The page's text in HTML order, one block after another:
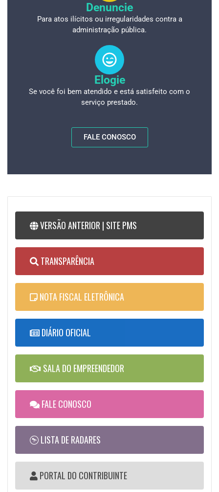
Denuncie
Para atos ilícitos ou irregularidades contra a
administração pública.
Elogie
Se você foi bem atendido e está satisfeito com o
serviço prestado.
FALE CONOSCO
VERSÃO ANTERIOR | SITE PMS
TRANSPARÊNCIA
NOTA FISCAL ELETRÔNICA
DIÁRIO OFICIAL
SALA DO EMPREENDEDOR
FALE CONOSCO
LISTA DE RADARES
PORTAL DO CONTRIBUINTE